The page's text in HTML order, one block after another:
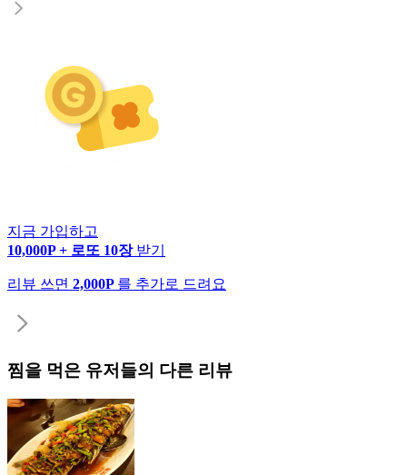
지금 가입하고
10,000P + 로또 10장 받기
리뷰 쓰면 2,000P 를 추가로 드려요
찜을 먹은 유저들의 다른 리뷰